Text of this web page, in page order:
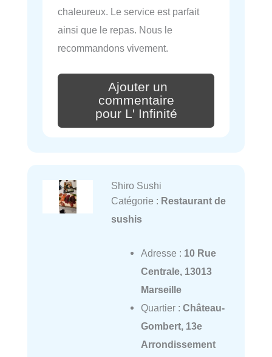
chaleureux. Le service est parfait
ainsi que le repas. Nous le
recommandons vivement.
Ajouter un
commentaire
pour L' Infinité
Shiro Sushi
Catégorie : Restaurant de
sushis
Adresse : 10 Rue
Centrale, 13013
Marseille
Quartier : Château-
Gombert, 13e
Arrondissement